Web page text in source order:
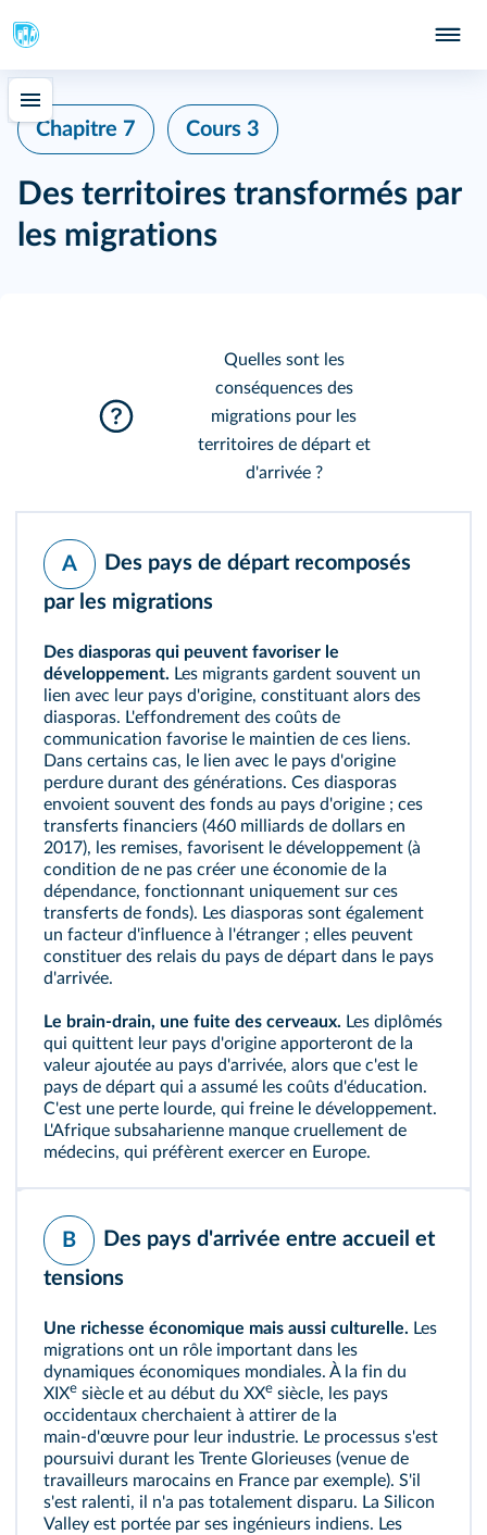
Chapitre 7 Cours 3
Des territoires transformés par
les migrations
Quelles sont les
conséquences des
migrations pour les
territoires de départ et
d'arrivée ?
A
Des pays de départ recomposés
par les migrations
Des diasporas qui peuvent favoriser le
développement. Les migrants gardent souvent un
lien avec leur pays d'origine, constituant alors des
diasporas. L'effondrement des coûts de
communication favorise le maintien de ces liens.
Dans certains cas, le lien avec le pays d'origine
perdure durant des générations. Ces diasporas
envoient souvent des fonds au pays d'origine ; ces
transferts financiers (460 milliards de dollars en
2017), les remises, favorisent le développement (à
condition de ne pas créer une économie de la
dépendance, fonctionnant uniquement sur ces
transferts de fonds). Les diasporas sont également
un facteur d'influence à l'étranger ; elles peuvent
constituer des relais du pays de départ dans le pays
d'arrivée.
Le brain‑drain, une fuite des cerveaux. Les diplômés
qui quittent leur pays d'origine apporteront de la
valeur ajoutée au pays d'arrivée, alors que c'est le
pays de départ qui a assumé les coûts d'éducation.
C'est une perte lourde, qui freine le développement.
L'Afrique subsaharienne manque cruellement de
médecins, qui préfèrent exercer en Europe.
B
Des pays d'arrivée entre accueil et
tensions
Une richesse économique mais aussi culturelle. Les
migrations ont un rôle important dans les
dynamiques économiques mondiales. À la fin du
XIXe siècle et au début du XXe siècle, les pays
occidentaux cherchaient à attirer de la
main‑d'œuvre pour leur industrie. Le processus s'est
poursuivi durant les Trente Glorieuses (venue de
travailleurs marocains en France par exemple). S'il
s'est ralenti, il n'a pas totalement disparu. La Silicon
Valley est portée par ses ingénieurs indiens. Les